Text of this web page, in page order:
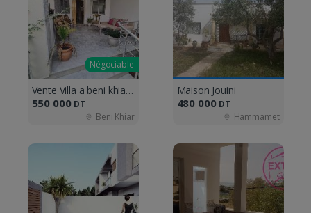
Négociable
Vente Villa a beni khiar plage
550 000 DT
Beni Khiar
Maison Jouini
480 000 DT
Hammamet